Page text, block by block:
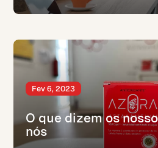
O que dizem os
nós
Fev 6, 2023